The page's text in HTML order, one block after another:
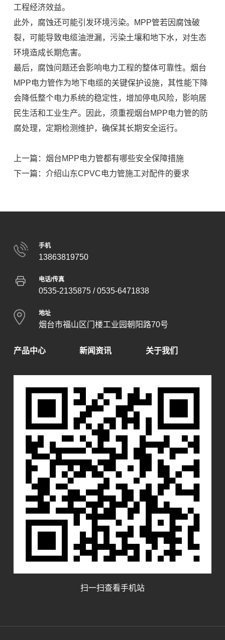
工程经济效益。
此外，腐蚀还可能引发环境污染。MPP管若因腐蚀破
裂，可能导致电缆油泄漏，污染土壤和地下水，对生态
环境造成长期危害。
最后，腐蚀问题还会影响电力工程的整体可靠性。烟台
MPP电力管作为地下电缆的关键保护设施，其性能下降
会降低整个电力系统的稳定性，增加停电风险，影响居
民生活和工业生产。因此，须重视烟台MPP电力管的防
腐处理，定期检测维护，确保其长期安全运行。
上一篇：烟台MPP电力管都有哪些安全保障措施
下一篇：介绍山东CPVC电力管施工对配件的要求
手机
13863819750
电话/传真
0535-2135875/ 0535-6471838
地址
烟台市福山区门楼工业园朝阳路70号
产品中心 新闻资讯 关于我们
扫一扫查看手机站